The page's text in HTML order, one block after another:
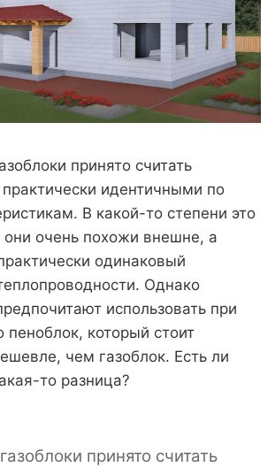
принято считать
идентичными по
В какой-то степени это
они очень похожи внешне, а
одинаковый
Однако
использовать при
пеноблок, который стоит
чем газоблок. Есть ли
то разница?
принято считать